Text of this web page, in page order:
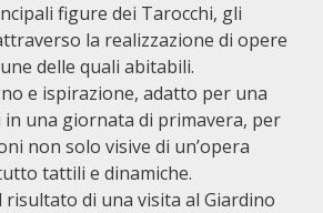
figure dei Tarocchi, gli
la realizzazione di opere
delle quali abitabili.
e ispirazione, adatto per una
una giornata di primavera, per
non solo visive di un’opera
tattili e dinamiche.
risultato di una visita al Giardino